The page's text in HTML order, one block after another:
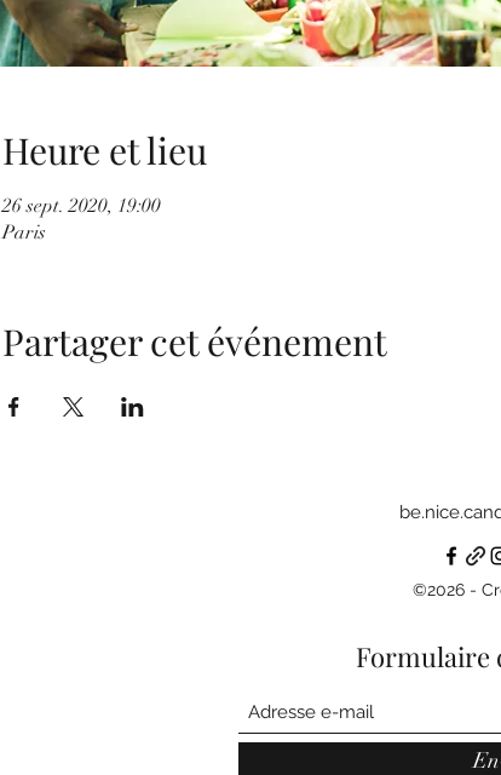
Heure et lieu
26 sept. 2020, 19:00
Paris
Partager cet événement
©2026 -
Formulaire